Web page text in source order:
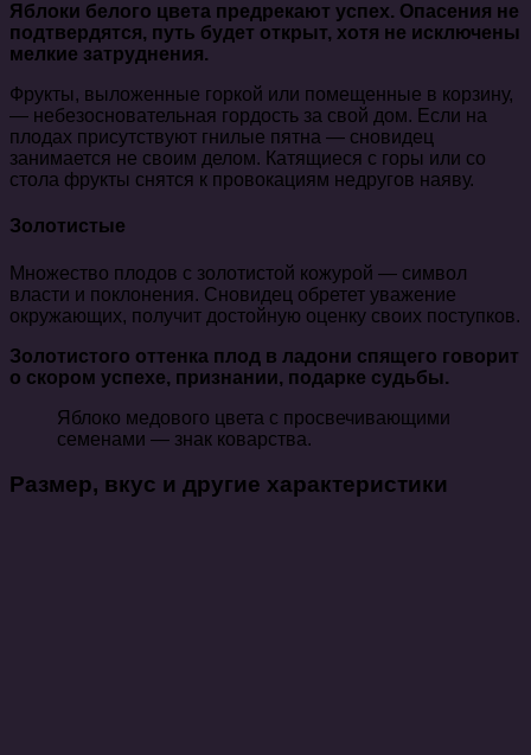
Яблоки белого цвета предрекают успех. Опасения не
подтвердятся, путь будет открыт, хотя не исключены
мелкие затруднения.
Фрукты, выложенные горкой или помещенные в корзину,
— небезосновательная гордость за свой дом. Если на
плодах присутствуют гнилые пятна — сновидец
занимается не своим делом. Катящиеся с горы или со
стола фрукты снятся к провокациям недругов наяву.
Золотистые
Множество плодов с золотистой кожурой — символ
власти и поклонения. Сновидец обретет уважение
окружающих, получит достойную оценку своих поступков.
Золотистого оттенка плод в ладони спящего говорит
о скором успехе, признании, подарке судьбы.
Яблоко медового цвета с просвечивающими
семенами — знак коварства.
Размер, вкус и другие характеристики